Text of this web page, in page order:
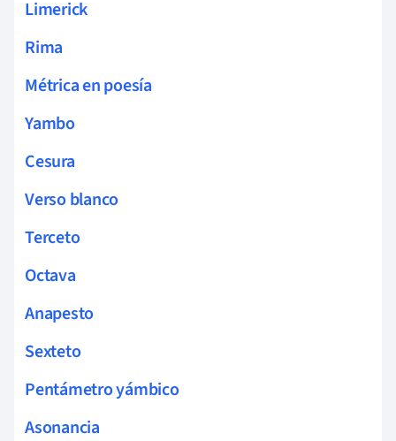
Limerick
Rima
Métrica en poesía
Yambo
Cesura
Verso blanco
Terceto
Octava
Anapesto
Sexteto
Pentámetro yámbico
Asonancia